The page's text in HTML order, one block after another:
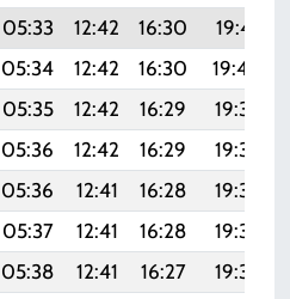
05:33 12:42 16:30 19:41
05:34 12:42 16:30 19:40
05:35 12:42 16:29 19:39
05:36 12:42 16:29 19:38
05:36 12:41 16:28 19:36
05:37 12:41 16:28 19:35
05:38 12:41 16:27 19:34